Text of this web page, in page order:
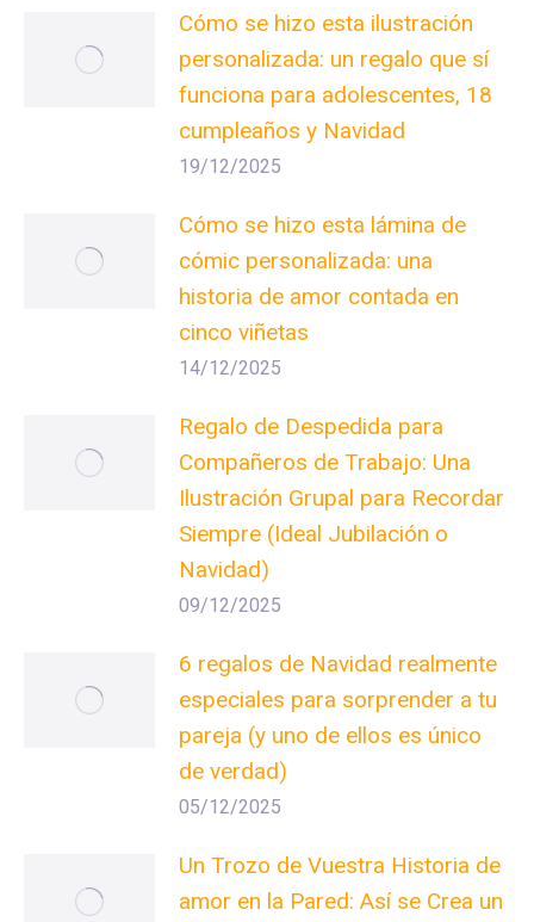
Cómo se hizo esta ilustración
personalizada: un regalo que sí
funciona para adolescentes, 18
cumpleaños y Navidad
19/12/2025
Cómo se hizo esta lámina de
cómic personalizada: una
historia de amor contada en
cinco viñetas
14/12/2025
Regalo de Despedida para
Compañeros de Trabajo: Una
Ilustración Grupal para Recordar
Siempre (Ideal Jubilación o
Navidad)
09/12/2025
6 regalos de Navidad realmente
especiales para sorprender a tu
pareja (y uno de ellos es único
de verdad)
05/12/2025
Un Trozo de Vuestra Historia de
amor en la Pared: Así se Crea un